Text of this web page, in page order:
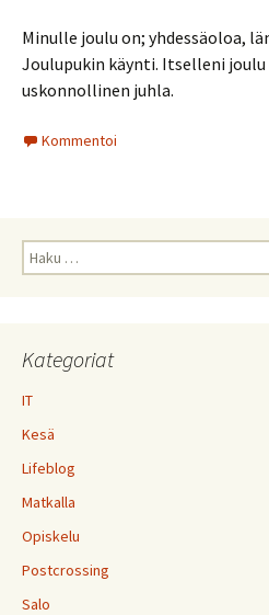
Minulle joulu on; yhdessäoloa,
Joulupukin käynti. Itselleni
uskonnollinen juhla.
Kommentoi
Haku:
Kategoriat
IT
Kesä
Lifeblog
Matkalla
Opiskelu
Postcrossing
Salo